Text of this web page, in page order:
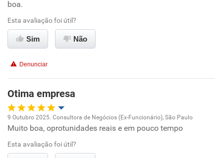
Oportunidade de promoção
Ambiente de trabalho
Benefícios
Recomenda esta empresa
Recomenda a diretoria
boa.
Esta avaliação foi útil?
Sim Não
Denunciar
Otima empresa
Oportunidade de promoção
Ambiente de trabalho
9 Outubro 2025. Consultora de Negócios (Ex-Funcionário), São Paulo
Muito boa, oprotunidades reais e em pouco tempo
Esta avaliação foi útil?